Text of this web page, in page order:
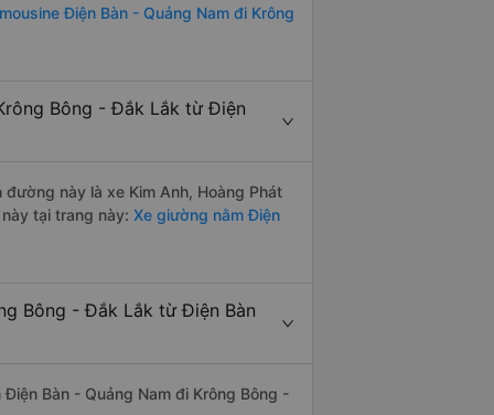
Điện Bàn - Quảng Nam đi Krông
Bông - Đắk Lắk từ Điện
này là xe Kim Anh, Hoàng Phát
tại trang này: Xe giường nằm Điện
Bông - Đắk Lắk từ Điện Bàn
Bàn - Quảng Nam đi Krông Bông -